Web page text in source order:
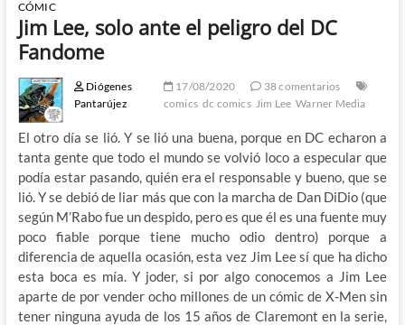
CÓMIC
Jim Lee, solo ante el peligro del DC
Fandome
Diógenes
Pantarújez
17/08/2020
38 comentarios
comics dc comics Jim Lee Warner Media
El otro día se lió. Y se lió una buena, porque en DC echaron a
tanta gente que todo el mundo se volvió loco a especular que
podía estar pasando, quién era el responsable y bueno, que se
lió. Y se debió de liar más que con la marcha de Dan DiDio (que
según M’Rabo fue un despido, pero es que él es una fuente muy
poco fiable porque tiene mucho odio dentro) porque a
diferencia de aquella ocasión, esta vez Jim Lee sí que ha dicho
esta boca es mía. Y joder, si por algo conocemos a Jim Lee
aparte de por vender ocho millones de un cómic de X-Men sin
tener ninguna ayuda de los 15 años de Claremont en la serie,